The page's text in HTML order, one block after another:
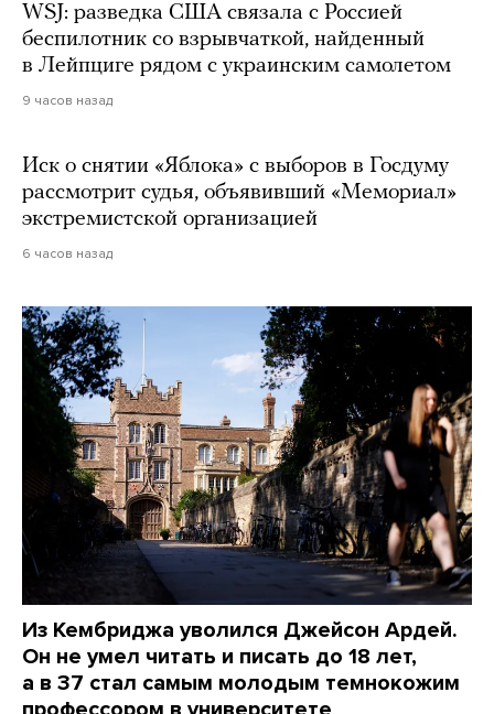
WSJ: разведка США связала с Россией
беспилотник со взрывчаткой, найденный
в Лейпциге рядом с украинским самолетом
9 часов назад
Иск о снятии «Яблока» с выборов в Госдуму
рассмотрит судья, объявивший «Мемориал»
экстремистской организацией
6 часов назад
Из Кембриджа уволился Джейсон Ардей.
Он не умел читать и писать до 18 лет,
а в 37 стал самым молодым темнокожим